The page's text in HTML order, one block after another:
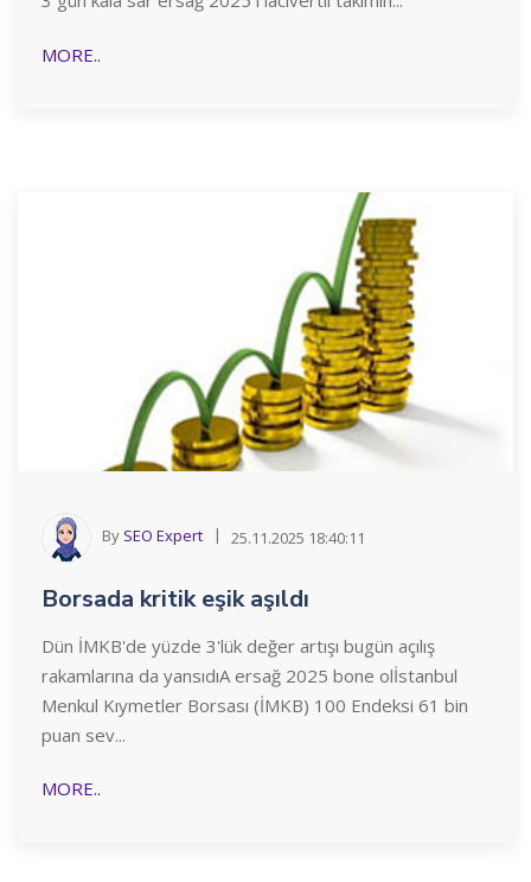
MORE..
By SEO Expert 25.11.2025 18:40:11
Borsada kritik eşik aşıldı
Dün İMKB'de yüzde 3'lük değer artışı bugün açılış
rakamlarına da yansıdıA ersağ 2025 bone olİstanbul
Menkul Kıymetler Borsası (İMKB) 100 Endeksi 61 bin
puan sev...
MORE..